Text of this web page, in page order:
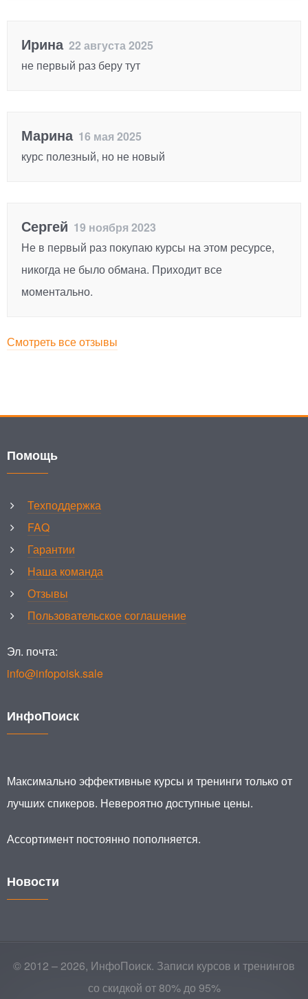
Ирина22 августа 2025
не первый раз беру тут
Марина16 мая 2025
курс полезный, но не новый
Сергей 19 ноября 2023
Не в первый раз покупаю курсы на этом ресурсе,
никогда не было обмана. Приходит все
моментально.
Смотреть все отзывы
Помощь
Техподдержка
FAQ
Гарантии
Наша команда
Отзывы
Пользовательское соглашение
Эл. почта:
info@infopoisk.sale
ИнфоПоиск
Максимально эффективные курсы и тренинги только от
лучших спикеров. Невероятно доступные цены.
Ассортимент постоянно пополняется.
Новости
© 2012 – 2026, ИнфоПоиск. Записи курсов и тренингов
со скидкой от 80% до 95%